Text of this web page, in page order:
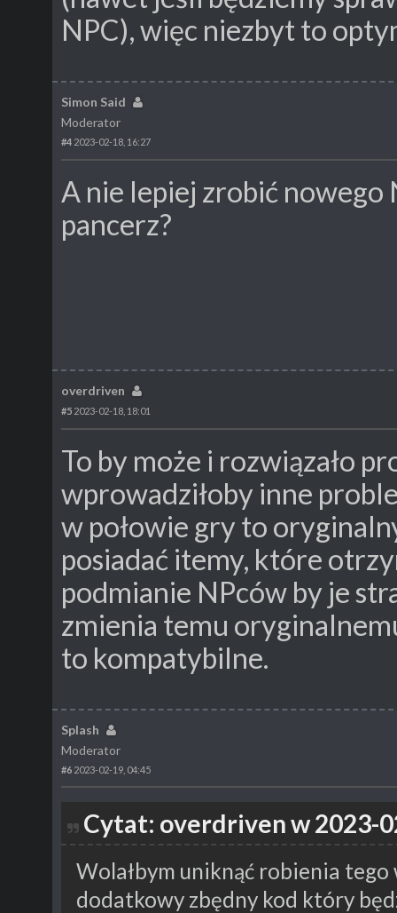
NPC), więc niezbyt to
Simon Said
Moderator
#4 2023-02-18, 16:27
A nie lepiej zrobić nowego
pancerz?
overdriven
#5 2023-02-18, 18:01
To by może i rozwiązało
wprowadziłoby inne
w połowie gry to
posiadać itemy, które
podmianie NPców by je
zmienia temu
to kompatybilne.
Splash
Moderator
#6 2023-02-19, 04:45
Cytat: overdriven w 2023-
Wolałbym uniknąć robienia
dodatkowy zbędny kod który